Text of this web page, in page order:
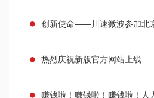
热烈庆祝新版官方网站上线